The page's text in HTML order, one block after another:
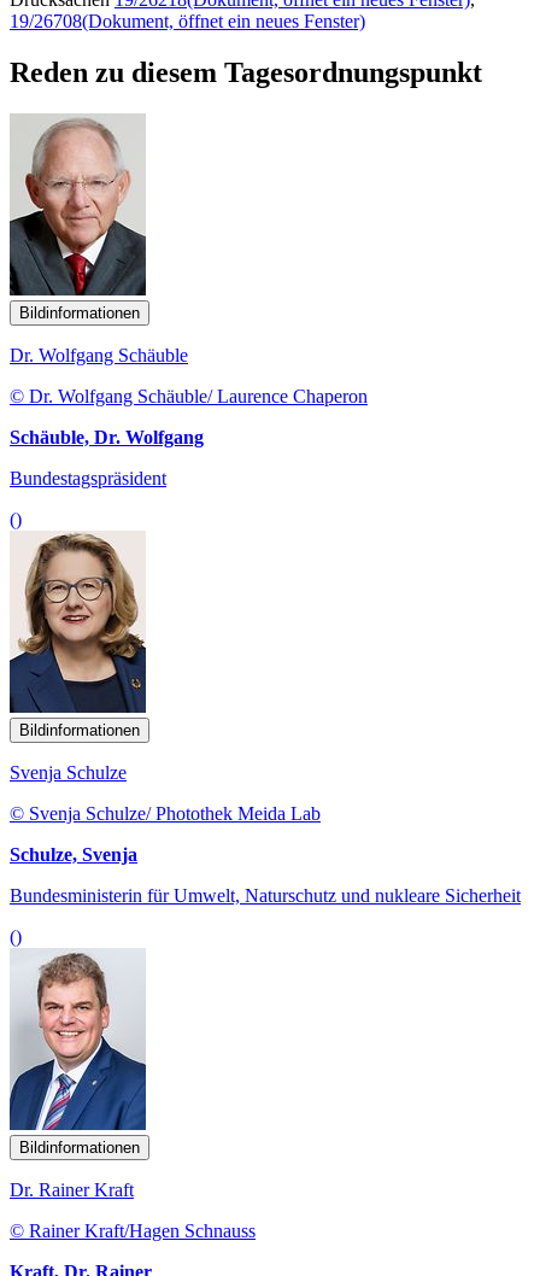
19/26708(Dokument, öffnet ein neues Fenster)
Reden zu diesem Tagesordnungspunkt
Bildinformationen
Dr. Wolfgang Schäuble
© Dr. Wolfgang Schäuble/ Laurence Chaperon
Schäuble, Dr. Wolfgang
Bundestagspräsident
()
Bildinformationen
Svenja Schulze
© Svenja Schulze/ Photothek Meida Lab
Schulze, Svenja
Bundesministerin für Umwelt, Naturschutz und nukleare Sicherheit
()
Bildinformationen
Dr. Rainer Kraft
© Rainer Kraft/Hagen Schnauss
Kraft, Dr. Rainer